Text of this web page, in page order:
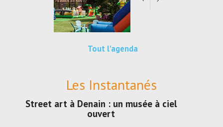
Tout l'agenda
Les Instantanés
Street art à Denain : un musée à ciel
ouvert